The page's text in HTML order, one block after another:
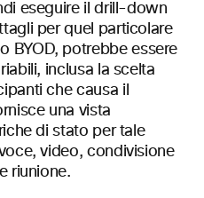
eseguire il drill-down
per quel particolare
BYOD, potrebbe essere
inclusa la scelta
che causa il
una vista
di stato per tale
video, condivisione
riunione.